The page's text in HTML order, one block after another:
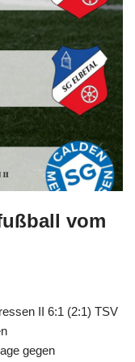
vom
II 6:1 (2:1) TSV
gegen